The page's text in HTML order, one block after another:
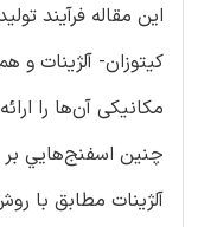
این مقاله فرآیند
کیتوزان- آلژینات
مکانیکی آن‌ها را
چنین اسفنج‌هايي بر
آلژینات مطابق با